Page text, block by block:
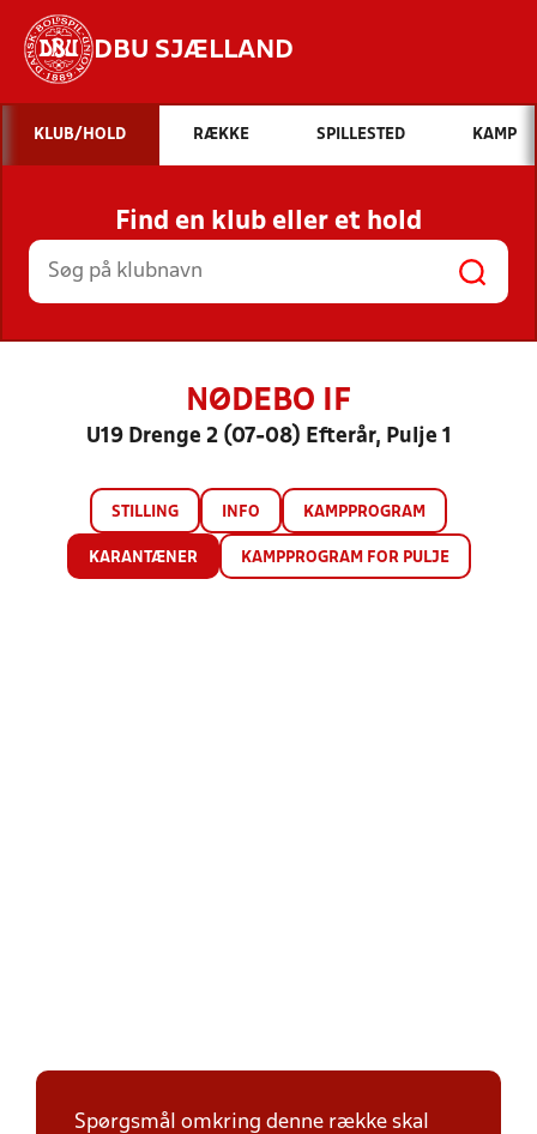
DBU SJÆLLAND
Hvad vil du søge efter?
INDHOLD OG NYHEDER
STILLINGER, RESULTATER, KLUBBER OG
HOLD
KLUB/HOLD RÆKKE SPILLESTED KAMP
Find en klub eller et hold
NØDEBO IF
U19 Drenge 2 (07-08) Efterår, Pulje 1
STILLING INFO KAMPPROGRAM
KARANTÆNER KAMPPROGRAM FOR PULJE
Spørgsmål omkring denne række skal